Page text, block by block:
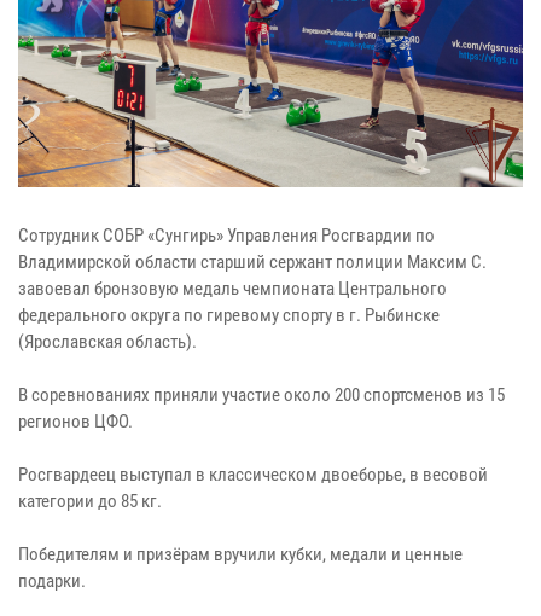
Сотрудник СОБР «Сунгирь» Управления Росгвардии по
Владимирской области старший сержант полиции Максим С.
завоевал бронзовую медаль чемпионата Центрального
федерального округа по гиревому спорту в г. Рыбинске
(Ярославская область).
В соревнованиях приняли участие около 200 спортсменов из 15
регионов ЦФО.
Росгвардеец выступал в классическом двоеборье, в весовой
категории до 85 кг.
Победителям и призёрам вручили кубки, медали и ценные
подарки.